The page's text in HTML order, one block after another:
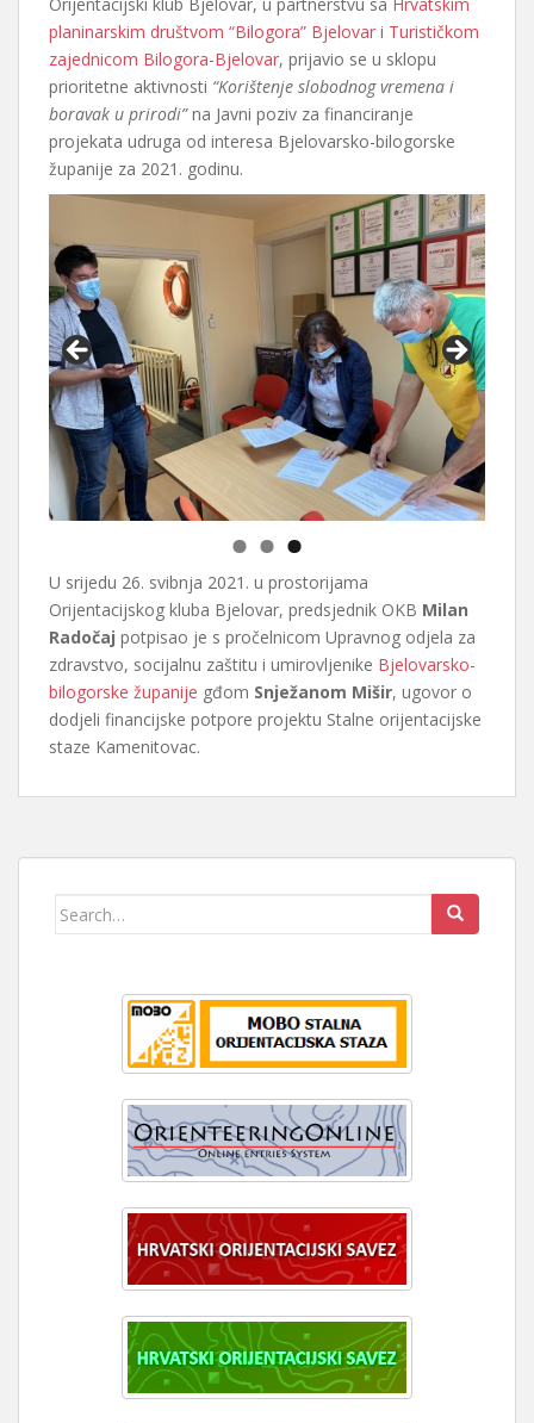
planinarskim društvom “Bilogora” Bjelovar i Turističkom
zajednicom Bilogora-Bjelovar, prijavio se u sklopu
prioritetne aktivnosti “Korištenje slobodnog vremena i
boravak u prirodi”na Javni poziv za financiranje
projekata udruga od interesa Bjelovarsko-bilogorske
županije za 2021. godinu.
U srijedu 26. svibnja 2021. u prostorijama
Orijentacijskog kluba Bjelovar, predsjednik OKB Milan
Radočaj potpisao je s pročelnicom Upravnog odjela za
zdravstvo, socijalnu zaštitu i umirovljenike Bjelovarsko-
bilogorske županije gđom Snježanom Mišir, ugovor o
dodjeli financijske potpore projektu Stalne orijentacijske
staze Kamenitovac.
Search